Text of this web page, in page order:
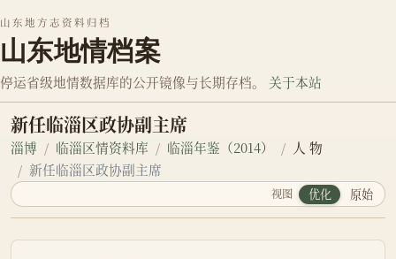
山东地方志资料归档
山东地情档案
停运省级地情数据库的公开镜像与长期存档。 关于本站
新任临淄区政协副主席
淄博 临淄区情资料库 临淄年鉴（2014）
人 物
新任临淄区政协副主席
视图 优化 原始